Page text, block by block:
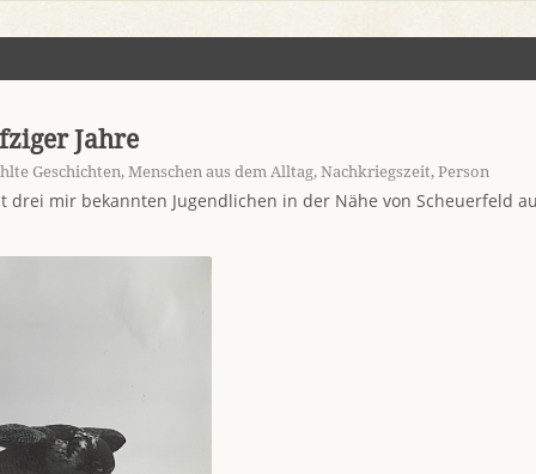
Jahre
Geschichten, Menschen aus dem Alltag, Nachkriegszeit, Person
mir bekannten Jugendlichen in der Nähe von Scheuerfeld